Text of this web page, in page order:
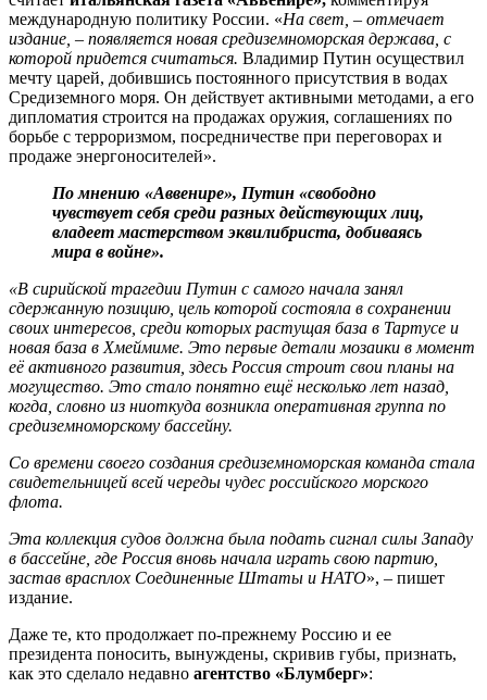
международную политику России. «На свет, – отмечает
издание, – появляется новая средиземноморская держава, с
которой придется считаться. Владимир Путин осуществил
мечту царей, добившись постоянного присутствия в водах
Средиземного моря. Он действует активными методами, а его
дипломатия строится на продажах оружия, соглашениях по
борьбе с терроризмом, посредничестве при переговорах и
продаже энергоносителей».
По мнению «Аввенире», Путин «свободно
чувствует себя среди разных действующих лиц,
владеет мастерством эквилибриста, добиваясь
мира в войне».
«В сирийской трагедии Путин с самого начала занял
сдержанную позицию, цель которой состояла в сохранении
своих интересов, среди которых растущая база в Тартусе и
новая база в Хмеймиме. Это первые детали мозаики в момент
её активного развития, здесь Россия строит свои планы на
могущество. Это стало понятно ещё несколько лет назад,
когда, словно из ниоткуда возникла оперативная группа по
средиземноморскому бассейну.
Со времени своего создания средиземноморская команда стала
свидетельницей всей череды чудес российского морского
флота.
Эта коллекция судов должна была подать сигнал силы Западу
в бассейне, где Россия вновь начала играть свою партию,
застав врасплох Соединенные Штаты и НАТО», – пишет
издание.
Даже те, кто продолжает по-прежнему Россию и ее
президента поносить, вынуждены, скривив губы, признать,
как это сделало недавно агентство «Блумберг»: